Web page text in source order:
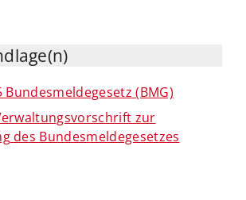
Bundesmeldegesetz (BMG)
zur
des Bundesmeldegesetzes